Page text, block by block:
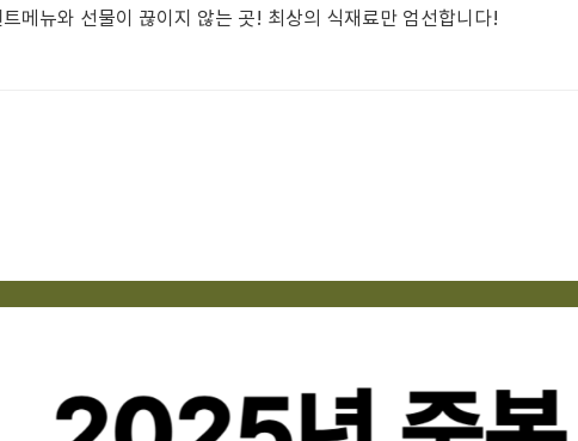
메뉴와 선물이 끊이지 않는 곳! 최상의 식재료만 엄선합니다!